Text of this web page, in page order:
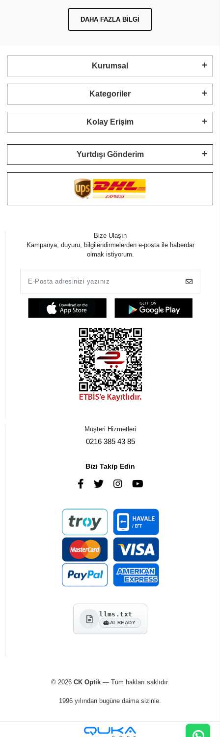
DAHA FAZLA BILGI
Kurumsal
Kategoriler
Kolay Erişim
Yurtdışı Gönderim
Bize Ulaşın
Kampanya, duyuru, bilgilendirmelerden e-posta ile haberdar
olmak istiyorum.
Müşteri Hizmetleri
0216 385 43 85
Bizi Takip Edin
llms.txt
AI READY
© 2026 CK Optik— Tüm hakları saklıdır.
1996 yılından bugüne daima sizinle.